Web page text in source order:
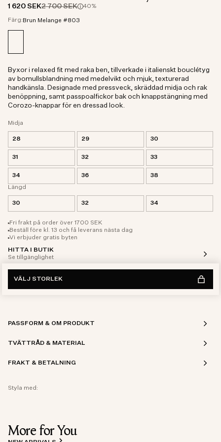
1 620 SEK2 700 SEK 40%
Färg: Brun Melange #803
Midja
28 29 30
31 32 33
34 36
38
Längd
30 32 34
Fri frakt på order över 1700 SEK
Beställ före kl. 13 och få leverans nästa dag
Vi erbjuder gratis byten
HITTA I BUTIK
Se tillgänglighet
Byxor i relaxed fit med raka ben, tillverkade i italienskt bouclétyg
av bomullsblandning med medelvikt och mjuk, texturerad
handkänsla. Designade med pressveck, skräddad midja och rak
benöppning, samt passpoalfickor bak och knappstängning med
Corozo-knappar för en dressad look.
VÄLJ STORLEK
PASSFORM & OM PRODUKT
TVÄTTRÅD & MATERIAL
FRAKT & BETALNING
Styla med:
More for You